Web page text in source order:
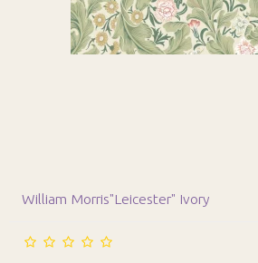
William Morris"Leicester" Ivory